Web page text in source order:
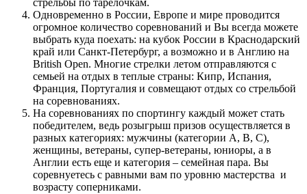
стрельбы по тарелочкам.
Одновременно в России, Европе и мире проводится
огромное количество соревнований и Вы всегда можете
выбрать куда поехать: на кубок России в Краснодарский
край или Санкт-Петербург, а возможно и в Англию на
British Open. Многие стрелки летом отправляются с
семьей на отдых в теплые страны: Кипр, Испания,
Франция, Португалия и совмещают отдых со стрельбой
на соревнованиях.
На соревнованиях по спортингу каждый может стать
победителем, ведь розыгрыш призов осуществляется в
разных категориях: мужчины (категории А, В, С),
женщины, ветераны, супер-ветераны, юниоры, а в
Англии есть еще и категория – семейная пара. Вы
соревнуетесь с равными вам по уровню мастерства и
возрасту соперниками.